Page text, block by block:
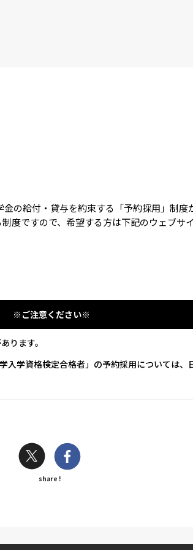
の給付・貸与を約束する「予約採用」制度
ですので、希望する方は下記のウェブサ
       ※ご注意ください※
あります。
学入学資格検定合格者」の予約採用について
share !